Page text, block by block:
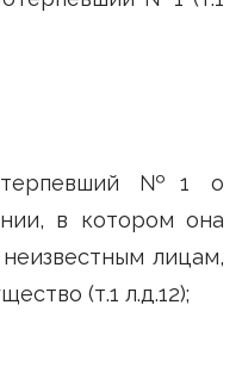
№1 о
в котором она
лицам,
(т.1 л.д.12);